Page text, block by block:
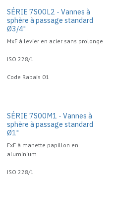
SÉRIE 7S00L2 - Vannes à
sphère à passage standard
Ø3/4"
MxF à levier en acier sans prolonge
ISO 228/1
Code Rabais 01
SÉRIE 7S00M1 - Vannes à
sphère à passage standard
Ø1"
FxF à manette papillon en
aluminium
ISO 228/1